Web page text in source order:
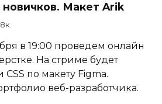
Макет Arik
в 19:00 проведем онлайн
На стриме будет
CSS по макету Figma.
веб-разработчика.